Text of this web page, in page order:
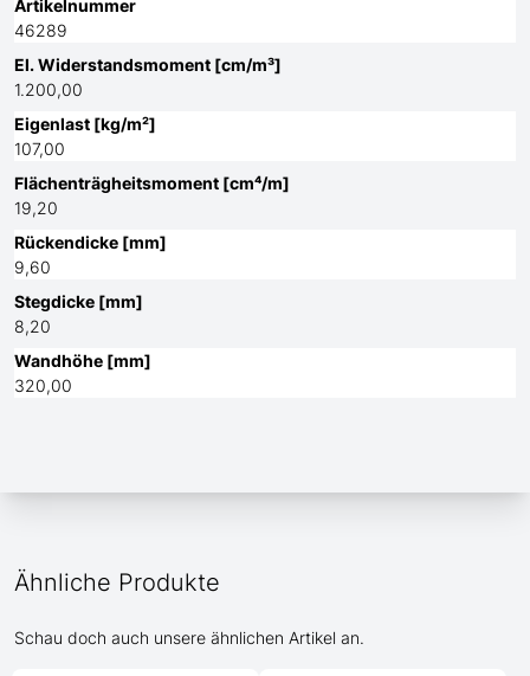
Artikelnummer
46289
El. Widerstandsmoment [cm/m³]
1.200,00
Eigenlast [kg/m²]
107,00
Flächenträgheitsmoment [cm⁴/m]
19,20
Rückendicke [mm]
9,60
Stegdicke [mm]
8,20
Wandhöhe [mm]
320,00
Ähnliche Produkte
Schau doch auch unsere ähnlichen Artikel an.